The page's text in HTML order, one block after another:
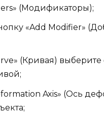
(Модификаторы);
«Add Modifier»
(Кривая)
Axis» (Ось